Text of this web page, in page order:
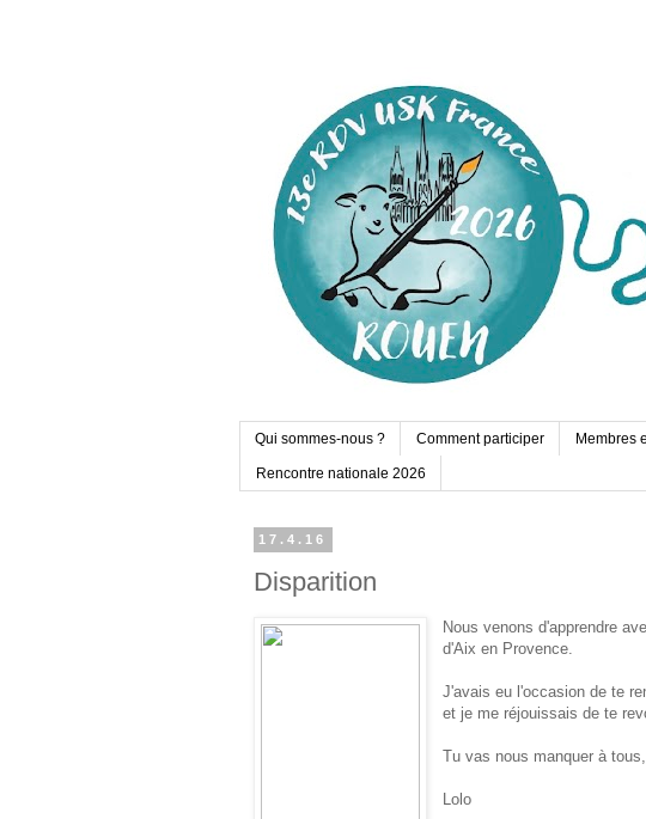
Qui sommes-nous ? Comment participer Membres
Rencontre nationale 2026
17.4.16
Disparition
Nous venons d'apprendre
d'Aix en Provence.
J'avais eu l'occasion de te
et je me réjouissais de te
Tu vas nous manquer à
Lolo